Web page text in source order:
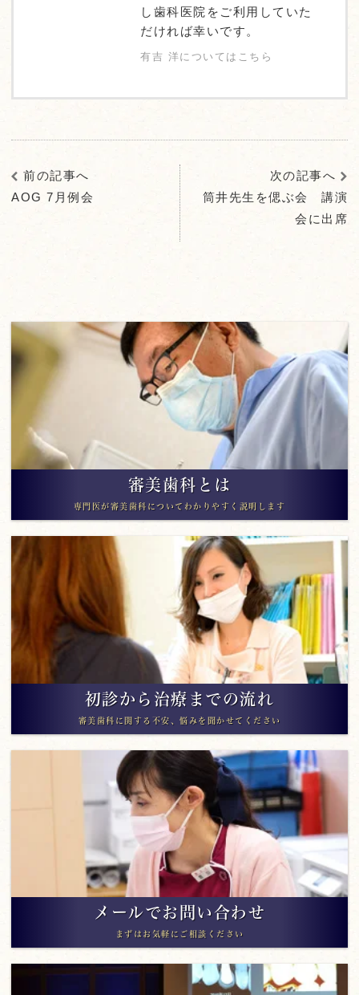
し歯科医院をご利用していた
だければ幸いです。
有吉 洋についてはこちら
前の記事へ
AOG 7月例会
次の記事へ
筒井先生を偲ぶ会 講演
会に出席
審美歯科とは
専門医が審美歯科についてわかりやすく説明します
初診から治療までの流れ
審美歯科に関する不安、悩みを聞かせてください
メールでお問い合わせ
まずはお気軽にご相談ください